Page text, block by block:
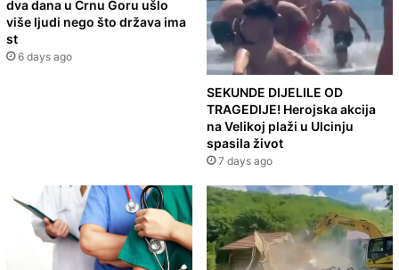
dva dana u Crnu Goru ušlo
više ljudi nego što država ima
st
6 days ago
SEKUNDE DIJELILE OD
TRAGEDIJE! Herojska akcija
na Velikoj plaži u Ulcinju
spasila život
7 days ago